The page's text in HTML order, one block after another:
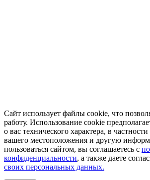
Сайт использует файлы cookie, что
работу. Использование cookie
о вас технического характера, в
вашего местоположения и другую
пользоваться сайтом, вы соглашаетесь с
конфиденциальности, а также даете
своих персональных данных.